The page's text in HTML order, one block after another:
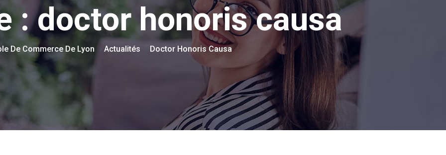
:doctor honoris causa
De Commerce De Lyon Actualités Doctor Honoris Causa